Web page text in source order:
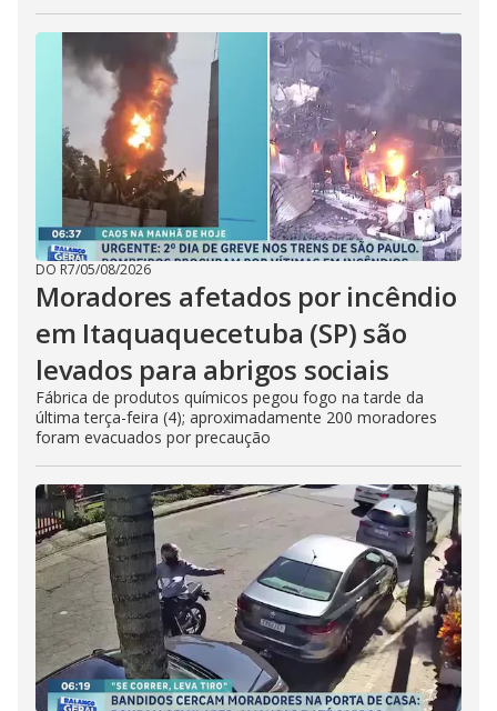
DO R7/05/08/2026
Moradores afetados por incêndio
em Itaquaquecetuba (SP) são
levados para abrigos sociais
Fábrica de produtos químicos pegou fogo na tarde da
última terça-feira (4); aproximadamente 200 moradores
foram evacuados por precaução